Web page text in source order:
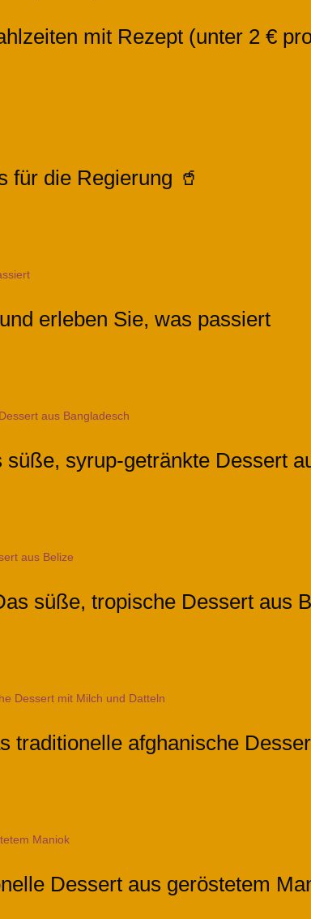
mit Rezept (unter 2 €
für die Regierung 🥤
erleben Sie, was passiert
süße, syrup-getränkte Dessert
süße, tropische Dessert aus
traditionelle afghanische
Dessert aus geröstetem